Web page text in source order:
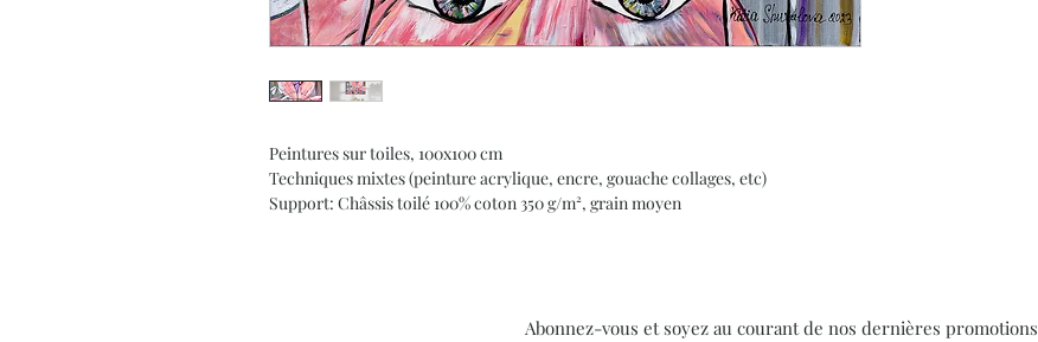
Peintures sur toiles, 100x100 cm
Techniques mixtes (peinture acrylique, encre, gouache collages, etc)
Support: Châssis toilé 100% coton 350 g/m², grain moyen
Abonnez-vous et soyez au courant de nos dernières promotions